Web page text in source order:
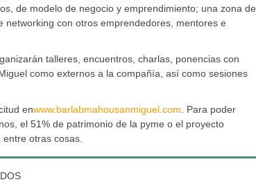
de modelo de negocio y emprendimiento; una zona de
con otros emprendedores, mentores e
talleres, encuentros, charlas, ponencias con
como externos a la compañía, así como sesiones
enwww.barlabmahousanmiguel.com . Para poder
el 51% de patrimonio de la pyme o el proyecto
otras cosas.